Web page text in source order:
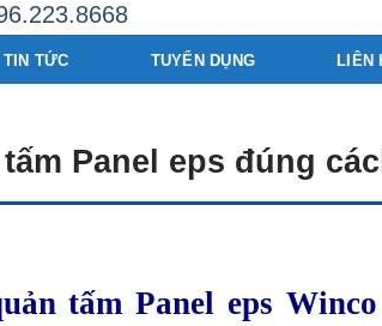
TIN TỨC TUYỂN DỤNG LIÊN
Panel eps đúng
tấmPanel eps